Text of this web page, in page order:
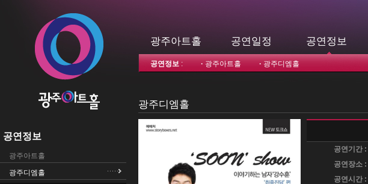
공연정보
광주아트홀
광주디엠홀
광주아트홀 공연일정 공연정보
공연정보 : · 광주아트홀 · 광주디엠홀
광주디엠홀
공연기간 :
공연장소 :
공연시간 :